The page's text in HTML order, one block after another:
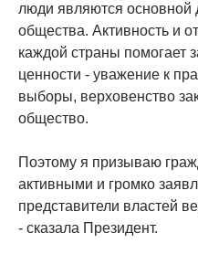
люди являются
общества. Активность и
каждой страны помогает
ценности - уважение к
выборы, верховенство
общество.
Поэтому я призываю
активными и громко
представители властей
- сказала Президент.